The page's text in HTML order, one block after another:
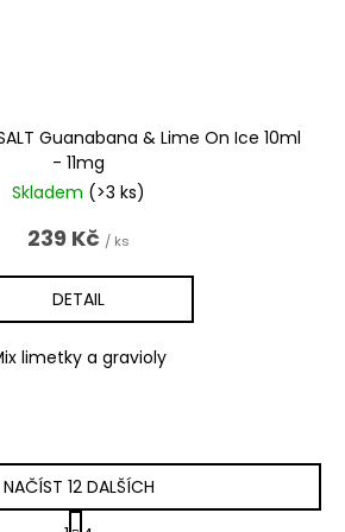
Guanabana & Lime On Ice 10ml
- 11mg
Skladem (>3 ks)
239 Kč / ks
DETAIL
limetky a gravioly
NAČÍST 12 DALŠÍCH
S